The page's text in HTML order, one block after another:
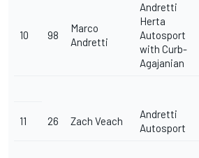
10 98
Marco
Andretti
Andretti
Herta
Autosport
with Curb-
Agajanian
11 26 Zach Veach
Andretti
Autosport